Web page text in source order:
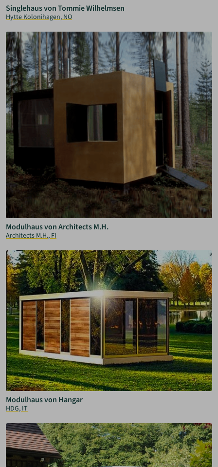
Singlehaus von Tommie Wilhelmsen
Hytte Kolonihagen, NO
Modulhaus von Architects M.H.
Architects M.H., FI
Modulhaus von Hangar
HDG, IT